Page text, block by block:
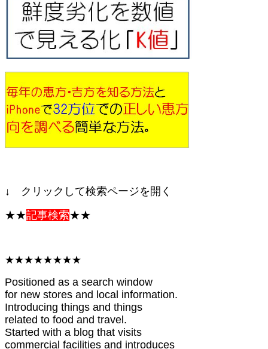
↓ クリックして検索ページを開く
★★記事検索★★
★★★★★★★★
Positioned as a search window
for new stores and local information.
Introducing things and things
related to food and travel.
Started with a blog that visits
commercial facilities and introduces